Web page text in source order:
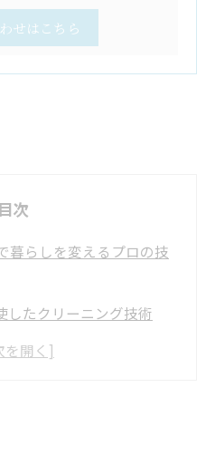
せはこちら
目次
暮らしを変えるプロの技
したクリーニング技術
知識と経験の違い